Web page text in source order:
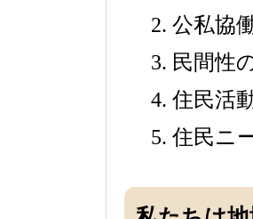
2. 公私協
3. 民間性
4. 住民活
5. 住民ニ